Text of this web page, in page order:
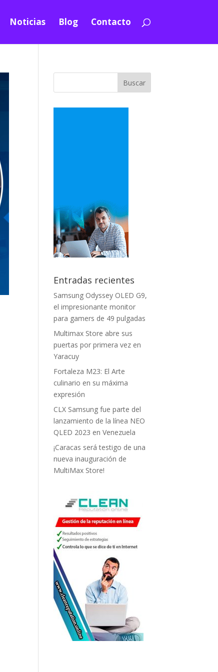
Noticias Blog Contacto
Entradas recientes
Samsung Odyssey OLED G9,
el impresionante monitor
para gamers de 49 pulgadas
Multimax Store abre sus
puertas por primera vez en
Yaracuy
Fortaleza M23: El Arte
culinario en su máxima
expresión
CLX Samsung fue parte del
lanzamiento de la línea NEO
QLED 2023 en Venezuela
¡Caracas será testigo de una
nueva inauguración de
MultiMax Store!